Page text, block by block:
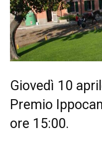
Giovedì 10
Premio
ore 15:00.